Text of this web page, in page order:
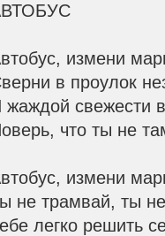
измени
в проулок
жаждой свежести
что ты не
измени
не трамвай, ты
легко решить